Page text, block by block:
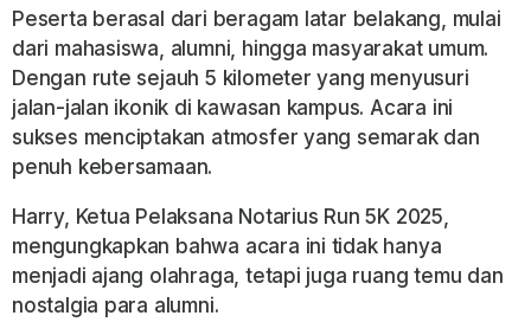
Peserta berasal dari beragam latar belakang, mulai
dari mahasiswa, alumni, hingga masyarakat umum.
Dengan rute sejauh 5 kilometer yang menyusuri
jalan-jalan ikonik di kawasan kampus. Acara ini
sukses menciptakan atmosfer yang semarak dan
penuh kebersamaan.
Harry, Ketua Pelaksana Notarius Run 5K 2025,
mengungkapkan bahwa acara ini tidak hanya
menjadi ajang olahraga, tetapi juga ruang temu dan
nostalgia para alumni.